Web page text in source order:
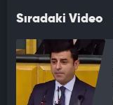
Sıradaki Video